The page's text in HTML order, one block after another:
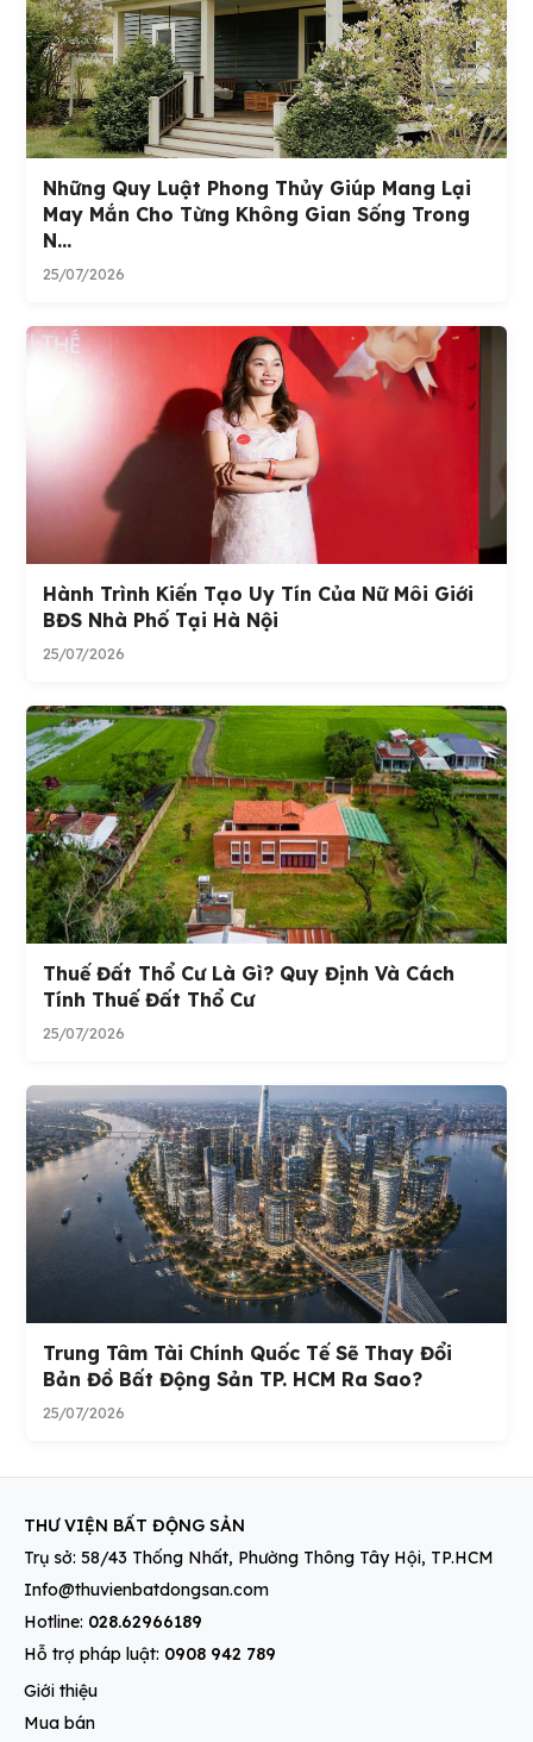
Những Quy Luật Phong Thủy Giúp Mang Lại
May Mắn Cho Từng Không Gian Sống Trong
N...
25/07/2026
Hành Trình Kiến Tạo Uy Tín Của Nữ Môi Giới
BĐS Nhà Phố Tại Hà Nội
25/07/2026
Thuế Đất Thổ Cư Là Gì? Quy Định Và Cách
Tính Thuế Đất Thổ Cư
25/07/2026
Trung Tâm Tài Chính Quốc Tế Sẽ Thay Đổi
Bản Đồ Bất Động Sản TP. HCM Ra Sao?
25/07/2026
THƯ VIỆN BẤT ĐỘNG SẢN
Trụ sở: 58/43 Thống Nhất, Phường Thông Tây Hội, TP.HCM
Info@thuvienbatdongsan.com
Hotline: 028.62966189
Hỗ trợ pháp luật: 0908 942 789
Giới thiệu
Mua bán